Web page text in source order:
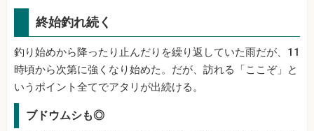
終始釣れ続く
釣り始めから降ったり止んだりを繰り返していた雨だが、11
時頃から次第に強くなり始めた。だが、訪れる「ここぞ」と
いうポイント全てでアタリが出続ける。
ブドウムシも◎